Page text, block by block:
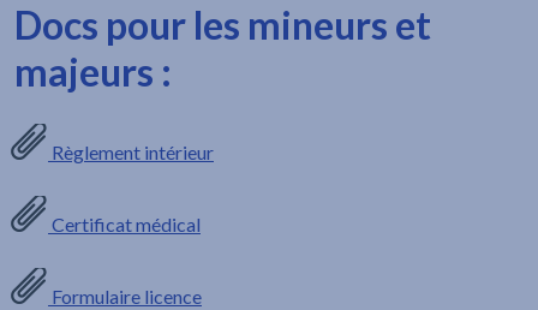
Docs pour les mineurs et
majeurs :
Règlement intérieur
Certificat médical
Formulaire licence